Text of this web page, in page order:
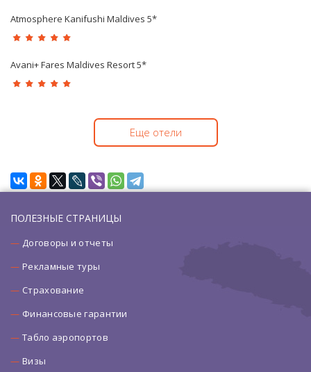
Atmosphere Kanifushi Maldives 5*
Avani+ Fares Maldives Resort 5*
Еще отели
ПОЛЕЗНЫЕ СТРАНИЦЫ
Договоры и отчеты
Рекламные туры
Страхование
Финансовые гарантии
Табло аэропортов
Визы